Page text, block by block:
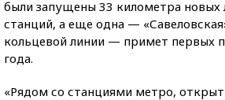
были запущены 33 километра новых
станций, а еще одна —
кольцевой линии — примет первых
года.
«Рядом со станциями метро,